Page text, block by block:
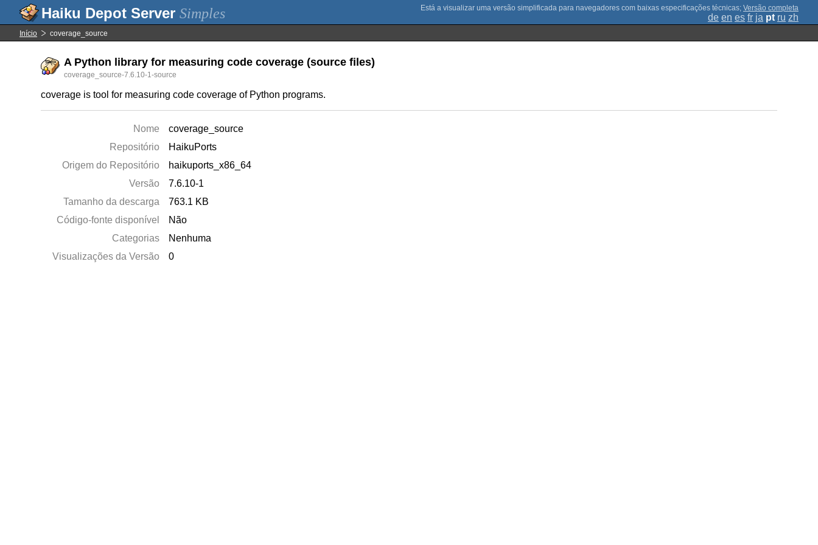
Simples ; Versão completa
de en es fr ja pt ru zh
Início coverage_source
A Python library for measuring code coverage (source files)
coverage_source-7.6.10-1-source
coverage is tool for measuring code coverage of Python programs.
Nome
coverage_source
Repositório
HaikuPorts
Origem do Repositório
haikuports_x86_64
Versão
7.6.10-1
Tamanho da descarga
763.1 KB
Código-fonte disponível
Não
Categorias
Nenhuma
Visualizações da Versão
0